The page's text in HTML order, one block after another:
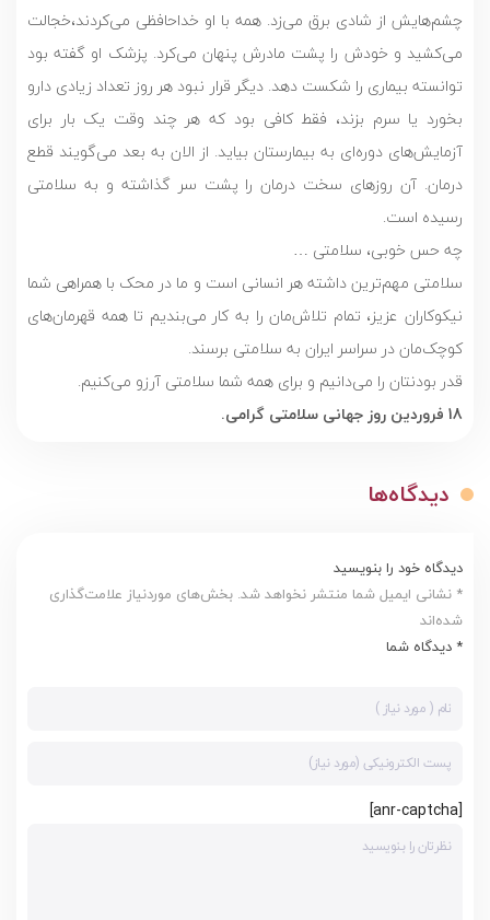
چشم‌هایش از شادی برق می‌زد. همه با او خداحافظی می‌کردند،خجالت
می‌کشید و خودش را پشت مادرش پنهان می‌کرد. پزشک او گفته بود
توانسته بیماری را شکست دهد. دیگر قرار نبود هر روز تعداد زیادی دارو
بخورد یا سرم بزند، فقط کافی بود که هر چند وقت یک بار برای
آزمایش‌های دوره‌ای به بیمارستان بیاید. از الان به بعد می‌گویند قطع
درمان. آن روزهای سخت درمان را پشت سر گذاشته و به سلامتی
رسیده است.
چه حس خوبی، سلامتی …
سلامتی مهم‌ترین داشته هر انسانی است و ما در محک با همراهی شما
نیکوکاران عزیز، تمام تلاش‌مان را به کار می‌بندیم تا همه قهرمان‌های
کوچک‌مان در سراسر ایران به سلامتی برسند.
قدر بودنتان را می‌دانیم و برای همه شما سلامتی آرزو می‌کنیم.
18 فروردین روز جهانی سلامتی گرامی.
دیدگاه‌ها
دیدگاه خود را بنویسید
* نشانی ایمیل شما منتشر نخواهد شد. بخش‌های موردنیاز علامت‌گذاری
شده‌اند
* دیدگاه شما
[anr-captcha]